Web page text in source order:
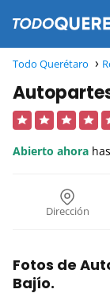
Todo Querétaro
Abierto ahora
Dirección
Fotos de
Bajío.